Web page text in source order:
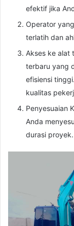
efektif jika
Operator
terlatih dan
Akses ke alat
terbaru yang
efisiensi
kualitas
Penyesuaian
Anda
durasi proyek.